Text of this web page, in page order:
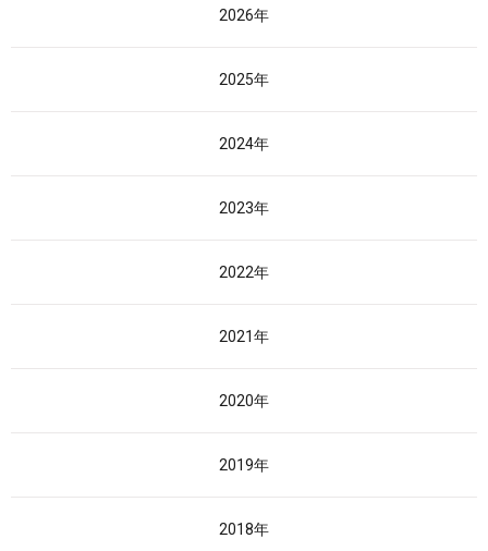
2026年
2025年
2024年
2023年
2022年
2021年
2020年
2019年
2018年